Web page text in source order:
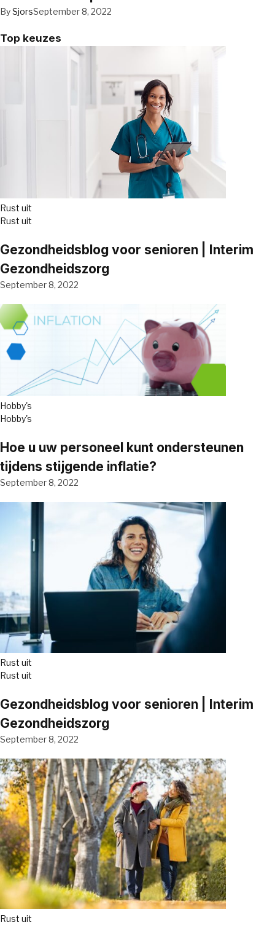
BySjorsSeptember 8, 2022
Top keuzes
Rust uit
Rust uit
Gezondheidsblog voor senioren | Interim
Gezondheidszorg
September 8, 2022
Hobby's
Hobby's
Hoe u uw personeel kunt ondersteunen
tijdens stijgende inflatie?
September 8, 2022
Rust uit
Rust uit
Gezondheidsblog voor senioren | Interim
Gezondheidszorg
September 8, 2022
Rust uit